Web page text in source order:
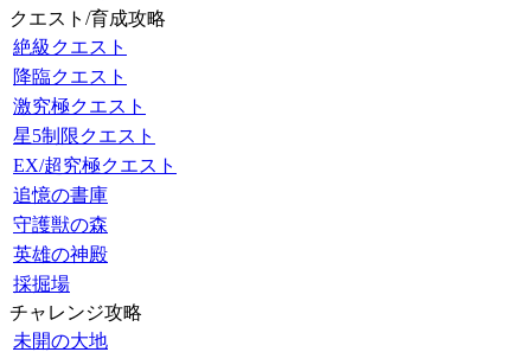
クエスト/育成攻略
絶級クエスト
降臨クエスト
激究極クエスト
星5制限クエスト
EX/超究極クエスト
追憶の書庫
守護獣の森
英雄の神殿
採掘場
チャレンジ攻略
未開の大地